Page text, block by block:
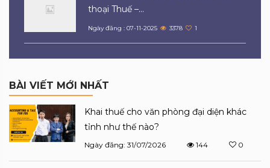
thoại Thuế –...
Ngày đăng : 07-11-2025 3378 1
BÀI VIẾT MỚI NHẤT
Khai thuế cho văn phòng đại diện khác
tỉnh như thế nào?
Ngày đăng: 31/07/2026 144 0